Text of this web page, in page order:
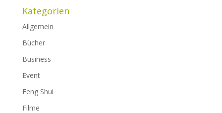
Kategorien
Allgemein
Bücher
Business
Event
Feng Shui
Filme